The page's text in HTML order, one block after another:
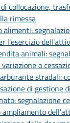
collocazione,
rimessa
alimenti:
l'esercizio
animali:
o
stradali:
di gestione
segnalazione